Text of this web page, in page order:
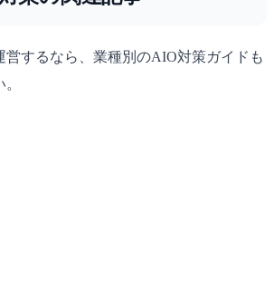
営するなら、業種別のAIO対策ガイドも